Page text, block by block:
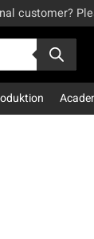
customer?